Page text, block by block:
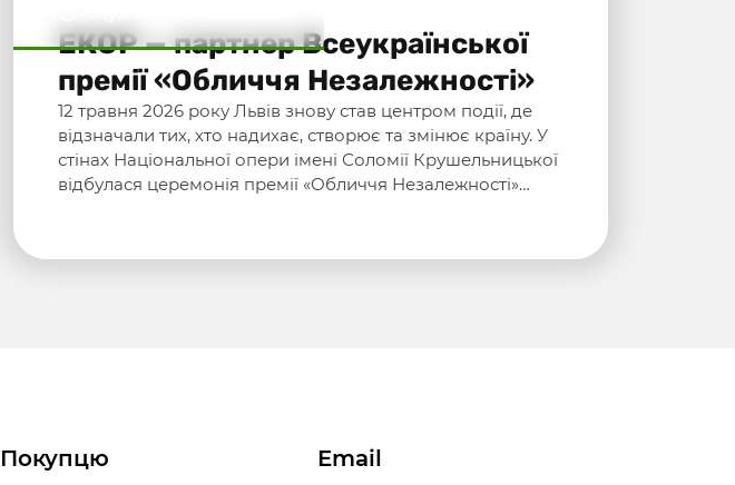
ЕКОР — партнер Всеукраїнської
премії «Обличчя Незалежності»
12 травня 2026 року Львів знову став центром події, де
відзначали тих, хто надихає, створює та змінює країну. У
стінах Національної опери імені Соломії Крушельницької
відбулася церемонія премії «Обличчя Незалежності»…
Покупцю Email